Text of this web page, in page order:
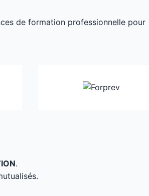
de formation professionnelle pour
.